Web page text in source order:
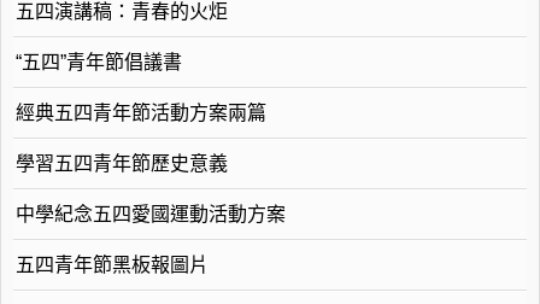
五四演講稿：青春的火炬
“五四”青年節倡議書
經典五四青年節活動方案兩篇
學習五四青年節歷史意義
中學紀念五四愛國運動活動方案
五四青年節黑板報圖片